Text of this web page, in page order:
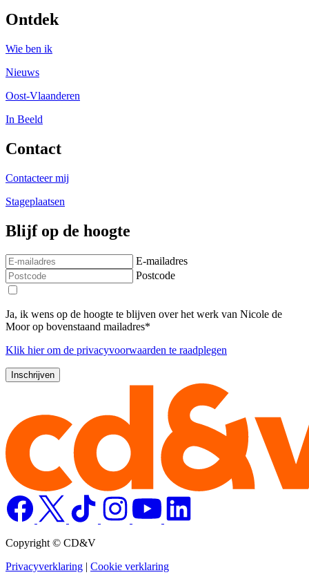
Ontdek
Wie ben ik
Nieuws
Oost-Vlaanderen
In Beeld
Contact
Contacteer mij
Stageplaatsen
Blijf op de hoogte
E-mailadres
Postcode
Ja, ik wens op de hoogte te blijven over het werk van Nicole de
Moor op bovenstaand mailadres*
Klik hierom de privacyvoorwaarden te raadplegen
Copyright © CD&V
Privacyverklaring | Cookie verklaring